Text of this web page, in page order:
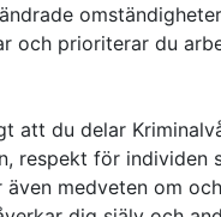
och prioriterar du
att du delar
respekt för
medveten om